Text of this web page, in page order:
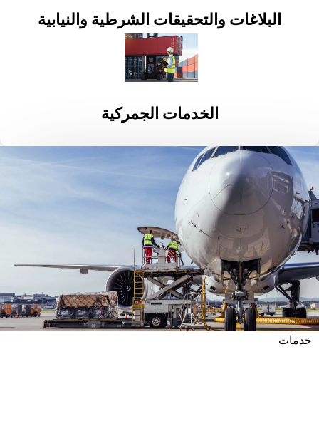
البلاغات والتحقيقات الشرطية والنيابية
الخدمات الجمركية
خدمات